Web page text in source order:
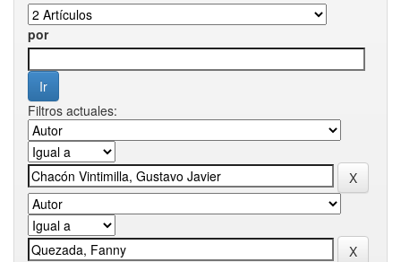
por
Filtros actuales: